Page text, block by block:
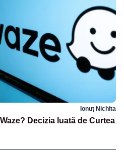
Ionuț Nichita
Decizia luată de Curtea